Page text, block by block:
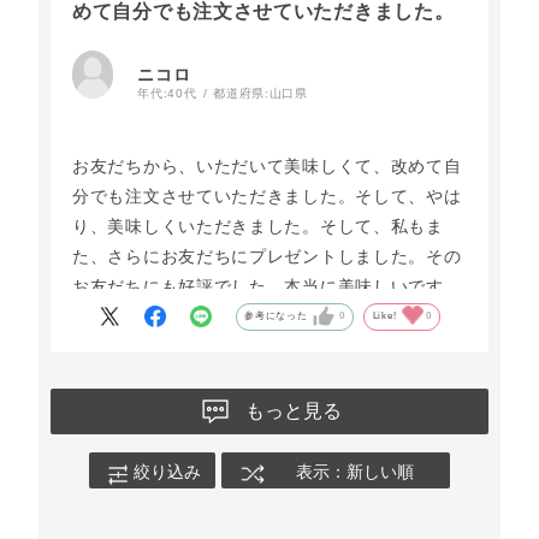
めて自分でも注文させていただきました。
ニコロ
年代:40代 都道府県: 山口県
お友だちから、いただいて美味しくて、改めて自
分でも注文させていただきました。そして、やは
り、美味しくいただきました。そして、私もま
た、さらにお友だちにプレゼントしました。その
お友だちにも好評でした。本当に美味しいです。
ごちそうさまです??
参考になった 0 Like! 0
もっと見る
絞り込み 表示：新しい順